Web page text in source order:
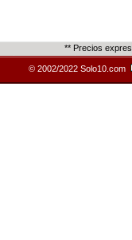
** Precios
© 2002/2022 Solo10.com